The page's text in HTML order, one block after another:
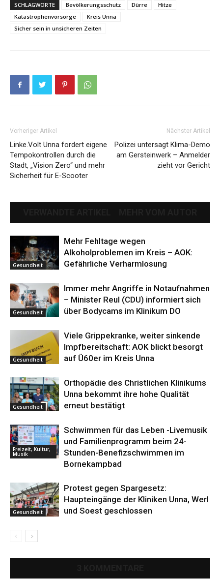
SCHLAGWORTE Bevölkerungsschutz Dürre
Hitze
Katastrophenvorsorge
Kreis Unna
Sicher sein in unsicheren Zeiten
Vorheriger Artikel
Linke.Volt Unna fordert eigene
Tempokontrollen durch die
Stadt, „Vision Zero“ und mehr
Sicherheit für E-Scooter
Nächster Artikel
Polizei untersagt Klima-Demo
am Gersteinwerk – Anmelder
zieht vor Gericht
Gesundheit
Mehr Fehltage wegen
Alkoholproblemen im Kreis – AOK:
Gefährliche Verharmlosung
Gesundheit
Immer mehr Angriffe in Notaufnahmen
– Minister Reul (CDU) informiert sich
über Bodycams im Klinikum DO
Gesundheit
Viele Grippekranke, weiter sinkende
Impfbereitschaft: AOK blickt besorgt
auf Ü60er im Kreis Unna
Gesundheit
Orthopädie des Christlichen Klinikums
Unna bekommt ihre hohe Qualität
erneut bestätigt
Freizeit, Kultur,
Musik
Schwimmen für das Leben -Livemusik
und Familienprogramm beim 24-
Stunden-Benefizschwimmen im
Bornekampbad
Gesundheit
Protest gegen Spargesetz:
Haupteingänge der Kliniken Unna, Werl
und Soest geschlossen